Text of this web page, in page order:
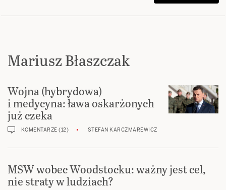
Mariusz Błaszczak
Wojna (hybrydowa)
i medycyna: ława oskarżonych
już czeka
KOMENTARZE (12) STEFAN KARCZMAREWICZ
MSW wobec Woodstocku: ważny jest cel,
nie straty w ludziach?